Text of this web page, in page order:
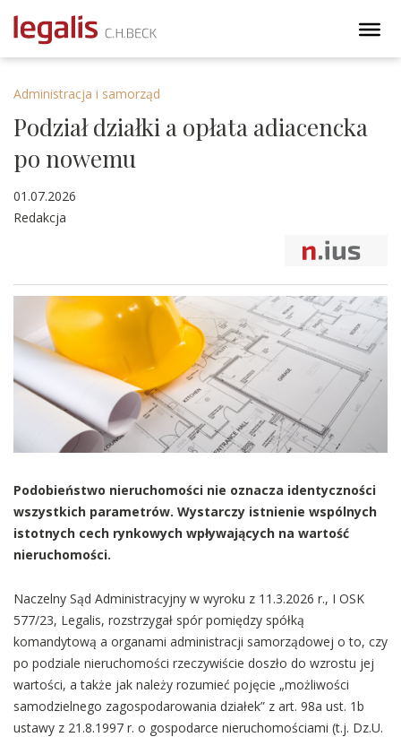
Administracja i samorząd
Podział działki a opłata adiacencka
po nowemu
01.07.2026
Redakcja
Podobieństwo nieruchomości nie oznacza identyczności
wszystkich parametrów. Wystarczy istnienie wspólnych
istotnych cech rynkowych wpływających na wartość
nieruchomości.
Naczelny Sąd Administracyjny w wyroku z 11.3.2026 r., I OSK
577/23, Legalis, rozstrzygał spór pomiędzy spółką
komandytową a organami administracji samorządowej o to, czy
po podziale nieruchomości rzeczywiście doszło do wzrostu jej
wartości, a także jak należy rozumieć pojęcie „możliwości
samodzielnego zagospodarowania działek” z art. 98a ust. 1b
ustawy z 21.8.1997 r. o gospodarce nieruchomościami (t.j. Dz.U.